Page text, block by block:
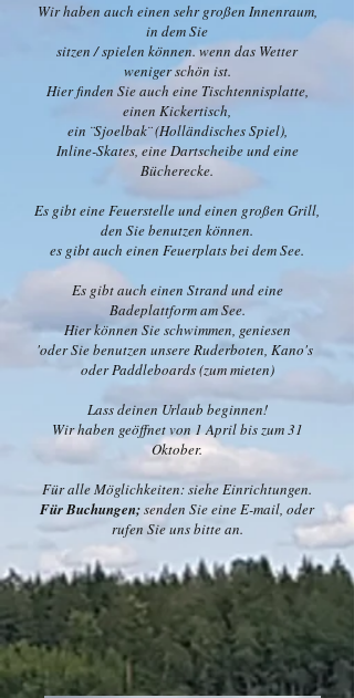
Wir haben auch einen sehr großen Innenraum,
in dem Sie
sitzen / spielen können. wenn das Wetter
weniger schön ist.
Hier finden Sie auch eine Tischtennisplatte,
einen Kickertisch,
ein ¨Sjoelbak¨ (Holländisches Spiel),
Inline-Skates, eine Dartscheibe und eine
Bücherecke.
Es gibt eine Feuerstelle und einen großen Grill,
den Sie benutzen können.
es gibt auch einen Feuerplats bei dem See.
Es gibt auch einen Strand und eine
Badeplattform am See.
Hier können Sie schwimmen, geniesen
'oder Sie benutzen unsere Ruderboten, Kano's
oder Paddleboards (zum mieten)
Lass deinen Urlaub beginnen!
Wir haben geöffnet von 1 April bis zum 31
Oktober.
Für alle Möglichkeiten: siehe Einrichtungen.
Für Buchungen;senden Sie eine E-mail, oder
rufen Sie uns bitte an.